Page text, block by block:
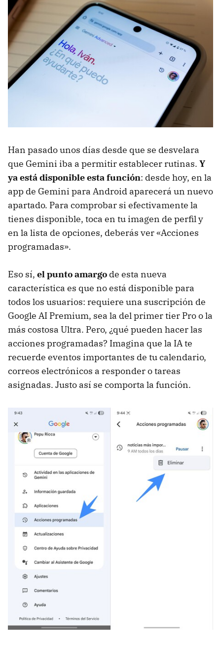
Han pasado unos días desde que se desvelara
que Gemini iba a permitir establecer rutinas. Y
ya está disponible esta función: desde hoy, en la
app de Gemini para Android aparecerá un nuevo
apartado. Para comprobar si efectivamente la
tienes disponible, toca en tu imagen de perfil y
en la lista de opciones, deberás ver «Acciones
programadas».
Eso sí, el punto amargo de esta nueva
característica es que no está disponible para
todos los usuarios: requiere una suscripción de
Google AI Premium, sea la del primer tier Pro o la
más costosa Ultra. Pero, ¿qué pueden hacer las
acciones programadas? Imagina que la IA te
recuerde eventos importantes de tu calendario,
correos electrónicos a responder o tareas
asignadas. Justo así se comporta la función.